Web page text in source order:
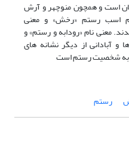
است و همچون منوچهر و آرش
اسب رستم «رخش» و معنی
معنی نام «رودابه و رستم» و
و آبادانی از دیگر نشانه های
به شخصیت رستم است
رستم